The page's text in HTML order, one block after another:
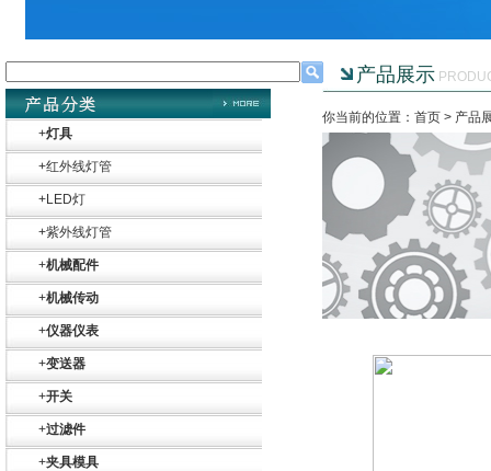
+灯具
+红外线灯管
+LED灯
+紫外线灯管
+机械配件
+机械传动
+仪器仪表
+变送器
+开关
+过滤件
+夹具模具
Belimo SF24A-
MFT
产品展示
你当前的位置：首页 > 产品